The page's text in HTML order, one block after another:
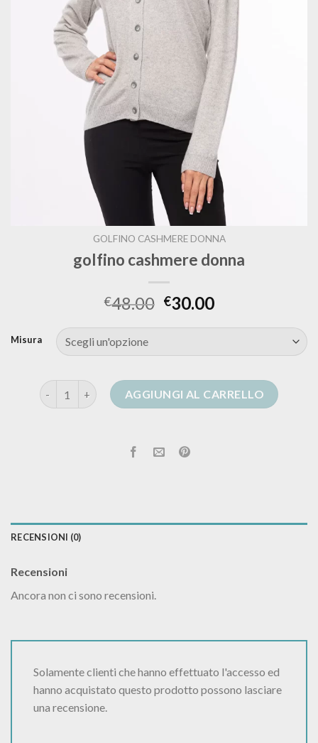
GOLFINO CASHMERE DONNA
golfino cashmere donna
€48.00 €30.00
Misura
golfino cashmere donna quantitàAGGIUNGI AL CARRELLO
RECENSIONI (0)
Recensioni
Ancora non ci sono recensioni.
Solamente clienti che hanno effettuato l'accesso ed
hanno acquistato questo prodotto possono lasciare
una recensione.